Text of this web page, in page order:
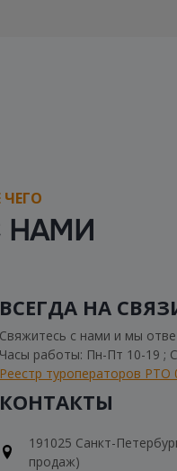
ЧЕГО
НАМИ
ВСЕГДА НА
Свяжитесь с нами и мы
Часы работы: Пн-Пт 10-19 ;
Реестр туроператоров РТО
КОНТАКТЫ
191025 Санкт-
продаж)